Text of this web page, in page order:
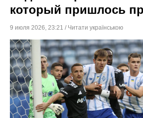
который пришлось
9 июля 2026, 23:21 / Читати українською